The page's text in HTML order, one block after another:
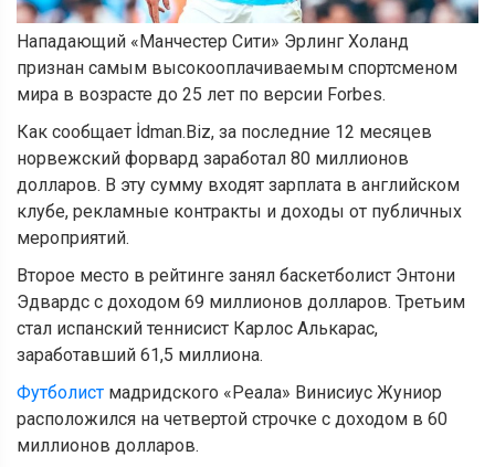
Нападающий «Манчестер Сити» Эрлинг Холанд
признан самым высокооплачиваемым спортсменом
мира в возрасте до 25 лет по версии Forbes.
Как сообщает İdman.Biz, за последние 12 месяцев
норвежский форвард заработал 80 миллионов
долларов. В эту сумму входят зарплата в английском
клубе, рекламные контракты и доходы от публичных
мероприятий.
Второе место в рейтинге занял баскетболист Энтони
Эдвардс с доходом 69 миллионов долларов. Третьим
стал испанский теннисист Карлос Алькарас,
заработавший 61,5 миллиона.
Футболист мадридского «Реала» Винисиус Жуниор
расположился на четвертой строчке с доходом в 60
миллионов долларов.